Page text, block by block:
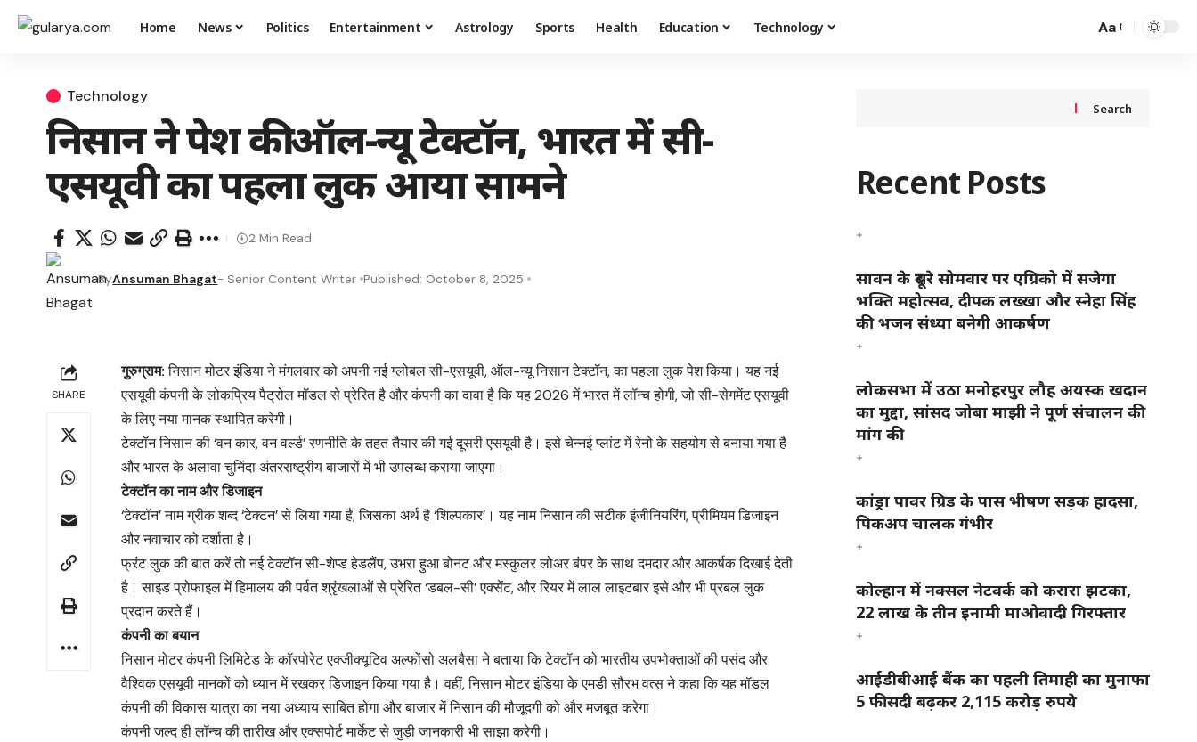
Home News Politics Entertainment Astrology Sports Health Education Technology Aa
Technology
निसान ने पेश की ऑल-न्यू टेक्टॉन, भारत में सी-
एसयूवी का पहला लुक आया सामने
ByAnsuman Bhagat- Senior Content Writer Published: October 8, 2025
2 Min Read
SHARE
गुरुग्राम:निसान मोटर इंडिया ने मंगलवार को अपनी नई ग्लोबल सी-एसयूवी, ऑल-न्यू निसान टेक्टॉन, का पहला लुक पेश किया। यह नई
एसयूवी कंपनी के लोकप्रिय पैट्रोल मॉडल से प्रेरित है और कंपनी का दावा है कि यह 2026 में भारत में लॉन्च होगी, जो सी-सेगमेंट एसयूवी
के लिए नया मानक स्थापित करेगी।
टेक्टॉन निसान की ‘वन कार, वन वर्ल्ड’ रणनीति के तहत तैयार की गई दूसरी एसयूवी है। इसे चेन्नई प्लांट में रेनो के सहयोग से बनाया गया है
और भारत के अलावा चुनिंदा अंतरराष्ट्रीय बाजारों में भी उपलब्ध कराया जाएगा।
टेक्टॉन का नाम और डिजाइन
‘टेक्टॉन’ नाम ग्रीक शब्द ‘टेक्टन’ से लिया गया है, जिसका अर्थ है ‘शिल्पकार’। यह नाम निसान की सटीक इंजीनियरिंग, प्रीमियम डिजाइन
और नवाचार को दर्शाता है।
फ्रंट लुक की बात करें तो नई टेक्टॉन सी-शेप्ड हेडलैंप, उभरा हुआ बोनट और मस्कुलर लोअर बंपर के साथ दमदार और आकर्षक दिखाई देती
है। साइड प्रोफाइल में हिमालय की पर्वत श्रृंखलाओं से प्रेरित ‘डबल-सी’ एक्सेंट, और रियर में लाल लाइटबार इसे और भी प्रबल लुक
प्रदान करते हैं।
कंपनी का बयान
निसान मोटर कंपनी लिमिटेड के कॉरपोरेट एक्जीक्यूटिव अल्फोंसो अलबैसा ने बताया कि टेक्टॉन को भारतीय उपभोक्ताओं की पसंद और
वैश्विक एसयूवी मानकों को ध्यान में रखकर डिजाइन किया गया है। वहीं, निसान मोटर इंडिया के एमडी सौरभ वत्स ने कहा कि यह मॉडल
कंपनी की विकास यात्रा का नया अध्याय साबित होगा और बाजार में निसान की मौजूदगी को और मजबूत करेगा।
कंपनी जल्द ही लॉन्च की तारीख और एक्सपोर्ट मार्केट से जुड़ी जानकारी भी साझा करेगी।
Search
Recent Posts
सावन के दूसरे सोमवार पर एग्रिको में सजेगा
भक्ति महोत्सव, दीपक लख्खा और स्नेहा सिंह
की भजन संध्या बनेगी आकर्षण
लोकसभा में उठा मनोहरपुर लौह अयस्क खदान
का मुद्दा, सांसद जोबा माझी ने पूर्ण संचालन की
मांग की
कांड्रा पावर ग्रिड के पास भीषण सड़क हादसा,
पिकअप चालक गंभीर
कोल्हान में नक्सल नेटवर्क को करारा झटका,
22 लाख के तीन इनामी माओवादी गिरफ्तार
आईडीबीआई बैंक का पहली तिमाही का मुनाफा
5 फीसदी बढ़कर 2,115 करोड़ रुपये